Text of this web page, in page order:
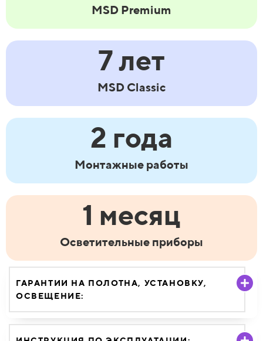
MSD Premium
7 лет
MSD Classic
2 года
Монтажные работы
1 месяц
Осветительные приборы
ГАРАНТИИ НА ПОЛОТНА, УСТАНОВКУ,
ОСВЕЩЕНИЕ: